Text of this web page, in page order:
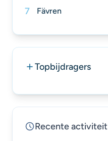
7 Fävren
Topbijdragers
Recente activiteit